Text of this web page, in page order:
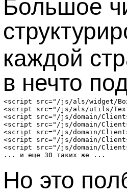
каждой
в нечто
<script src="/js/als/widget/
<script src="/js/als/utils/
<script src="/js/domain/
<script src="/js/domain/
<script src="/js/domain/
<script src="/js/domain/
<script src="/js/domain/
... и еще 30 таких же ...
Но это